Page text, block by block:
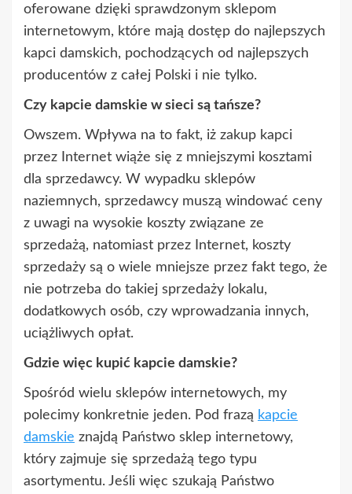
oferowane dzięki sprawdzonym sklepom
internetowym, które mają dostęp do najlepszych
kapci damskich, pochodzących od najlepszych
producentów z całej Polski i nie tylko.
Czy kapcie damskie w sieci są tańsze?
Owszem. Wpływa na to fakt, iż zakup kapci
przez Internet wiąże się z mniejszymi kosztami
dla sprzedawcy. W wypadku sklepów
naziemnych, sprzedawcy muszą windować ceny
z uwagi na wysokie koszty związane ze
sprzedażą, natomiast przez Internet, koszty
sprzedaży są o wiele mniejsze przez fakt tego, że
nie potrzeba do takiej sprzedaży lokalu,
dodatkowych osób, czy wprowadzania innych,
uciążliwych opłat.
Gdzie więc kupić kapcie damskie?
Spośród wielu sklepów internetowych, my
polecimy konkretnie jeden. Pod frazą kapcie
damskie znajdą Państwo sklep internetowy,
który zajmuje się sprzedażą tego typu
asortymentu. Jeśli więc szukają Państwo